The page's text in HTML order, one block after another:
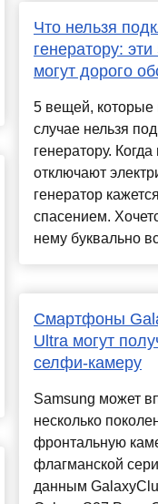
Что нельзя
генератору:
могут дорого
5 вещей, которые
случае нельзя
генератору.
отключают
генератор
спасением.
нему буквально
Смартфоны
Ultra могут
селфи-камеру
Samsung может
несколько
фронтальную
флагманской
данным